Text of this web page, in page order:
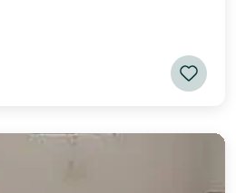
comercial de Resende/RJ!